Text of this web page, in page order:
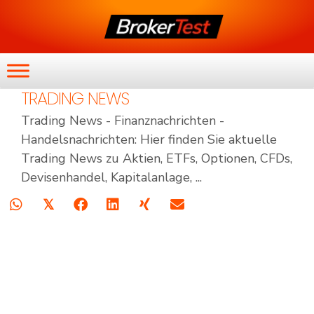
TRADING NEWS
Trading News - Finanznachrichten -
Handelsnachrichten: Hier finden Sie aktuelle
Trading News zu Aktien, ETFs, Optionen, CFDs,
Devisenhandel, Kapitalanlage, ...
𝕏